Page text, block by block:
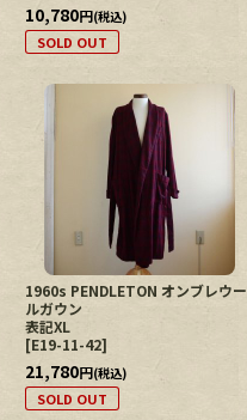
10,780円(税込)
SOLD OUT
1960s PENDLETON オンブレウー
ルガウン
表記XL
[E19-11-42]
21,780円(税込)
SOLD OUT